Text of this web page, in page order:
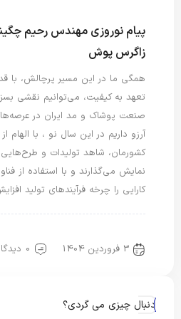
پیام نوروزی مهندس رحیم
زاگرس پوش
همگی ما در این مسیر پرچالش، با
تعهد به کیفیت، می‌توانیم نقشی بسزا
صنعت پوشاک و مد ایران در عرصه‌های
آرزو داریم در این سال نو ، با الهام
کشورمان، شاهد تولیدات و طرح‌هایی
نمایش می‌گذارند و با استفاده از
کارایی را چرخه فرآیندهای تولید
3 فروردین 1404 0 دیدگاه
دنبال چیزی می گردی؟